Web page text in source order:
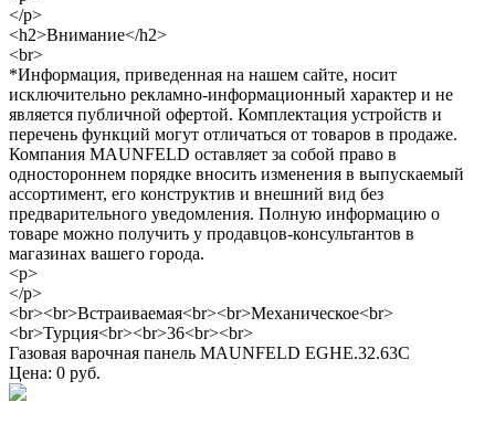
</p>
<h2>Внимание</h2>
<br>
*Информация, приведенная на нашем сайте, носит
исключительно рекламно-информационный характер и не
является публичной офертой. Комплектация устройств и
перечень функций могут отличаться от товаров в продаже.
Компания MAUNFELD оставляет за собой право в
одностороннем порядке вносить изменения в выпускаемый
ассортимент, его конструктив и внешний вид без
предварительного уведомления. Полную информацию о
товаре можно получить у продавцов-консультантов в
магазинах вашего города.
<p>
</p>
<br><br>Встраиваемая<br><br>Механическое<br>
<br>Турция<br><br>36<br><br>
Газовая варочная панель MAUNFELD EGHE.32.63C
Цена: 0 руб.